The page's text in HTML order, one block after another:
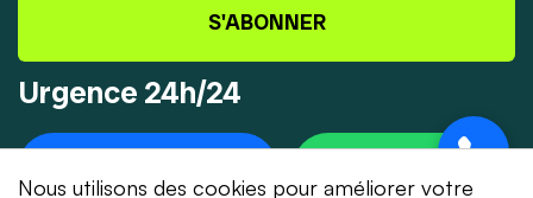
S'ABONNER
Urgence 24h/24
Nous utilisons des cookies pour améliorer votre